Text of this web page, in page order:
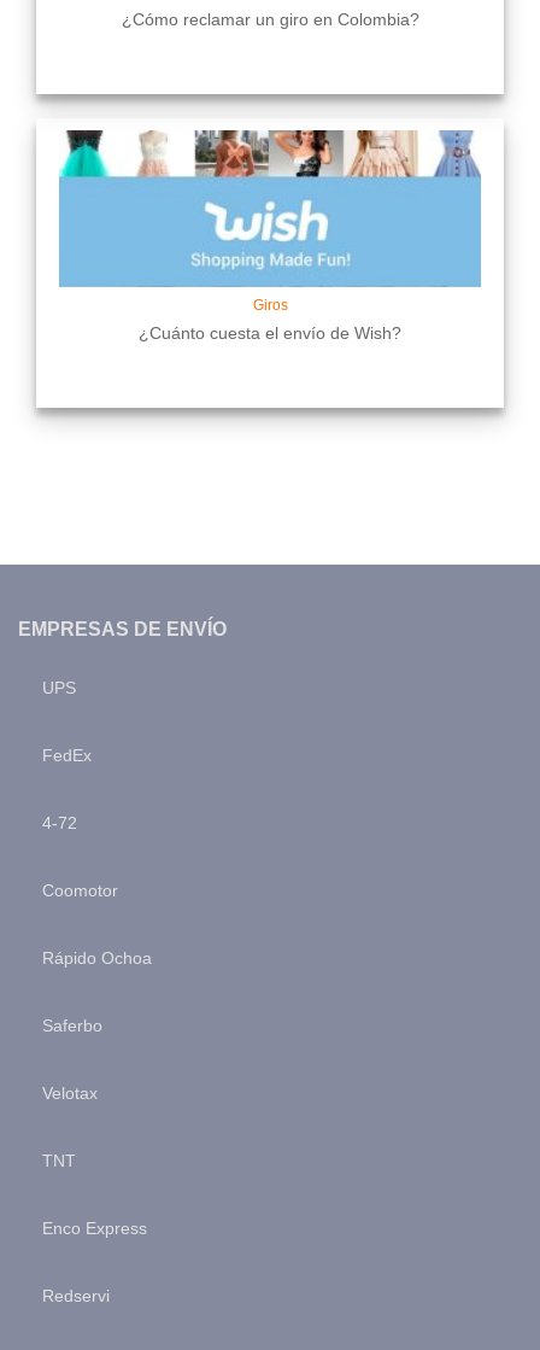
¿Cómo reclamar un giro en Colombia?
Giros
¿Cuánto cuesta el envío de Wish?
EMPRESAS DE ENVÍO
UPS
FedEx
4-72
Coomotor
Rápido Ochoa
Saferbo
Velotax
TNT
Enco Express
Redservi